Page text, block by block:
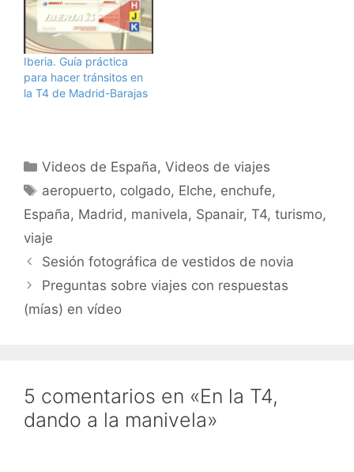
Iberia. Guía práctica
para hacer tránsitos en
la T4 de Madrid-Barajas
Categorías
Videos de España,Videos de viajes
Etiquetas
aeropuerto, colgado, Elche, enchufe,
España, Madrid, manivela, Spanair, T4, turismo,
viaje
Sesión fotográfica de vestidos de novia
Preguntas sobre viajes con respuestas
(mías) en vídeo
5 comentarios en «En la T4,
dando a la manivela»